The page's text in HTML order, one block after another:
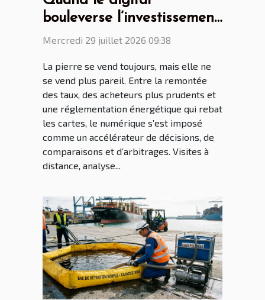
bouleverse l’investissement
immobilier, regards croisés
Mercredi 29 juillet 2026 09:38
La pierre se vend toujours, mais elle ne
se vend plus pareil. Entre la remontée
des taux, des acheteurs plus prudents et
une réglementation énergétique qui rebat
les cartes, le numérique s’est imposé
comme un accélérateur de décisions, de
comparaisons et d’arbitrages. Visites à
distance, analyse...